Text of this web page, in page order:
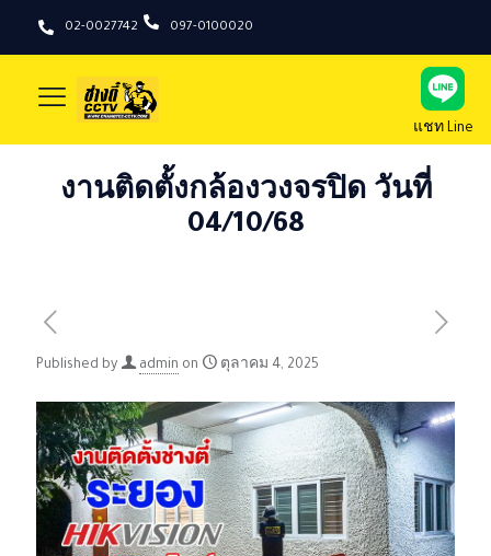
02-0027742 097-0100020
แชท Line
งานติดตั้งกล้องวงจรปิด วันที่
04/10/68
Published by admin on ตุลาคม 4, 2025